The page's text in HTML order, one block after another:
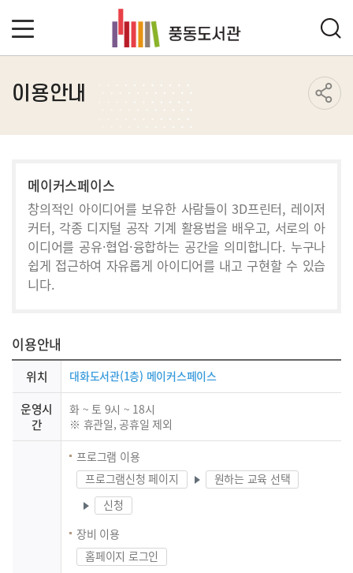
이용안내
메이커스페이스
창의적인 아이디어를 보유한 사람들이 3D프린터, 레이저
커터, 각종 디지털 공작 기계 활용법을 배우고, 서로의 아
이디어를 공유·협업·융합하는 공간을 의미합니다. 누구나
쉽게 접근하여 자유롭게 아이디어를 내고 구현할 수 있습
니다.
이용안내
위치 대화도서관(1층) 메이커스페이스
운영시
간
화 ~ 토 9시 ~ 18시
※ 휴관일, 공휴일 제외
프로그램 이용
프로그램신청 페이지
원하는 교육 선택
신청
장비 이용
홈페이지 로그인